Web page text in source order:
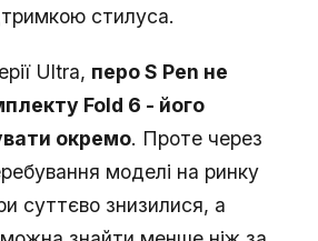
стилуса.
Ultra, перо S Pen не
Fold 6 - його
окремо. Проте через
моделі на ринку
суттєво знизилися, а